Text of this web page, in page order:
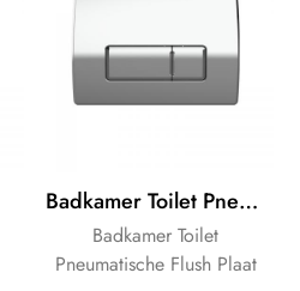
Badkamer Toilet Pneumatische Flush Plaat voor een Verborgen Put
Badkamer Toilet
Pneumatische Flush Plaat